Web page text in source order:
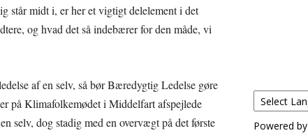
står midt i, er her et vigtigt delelement i det
og hvad det så indebærer for den måde, vi
af en selv, så bør Bæredygtig Ledelse gøre
på Klimafolkemødet i Middelfart afspejlede
selv, dog stadig med en overvægt på det første
Powered by